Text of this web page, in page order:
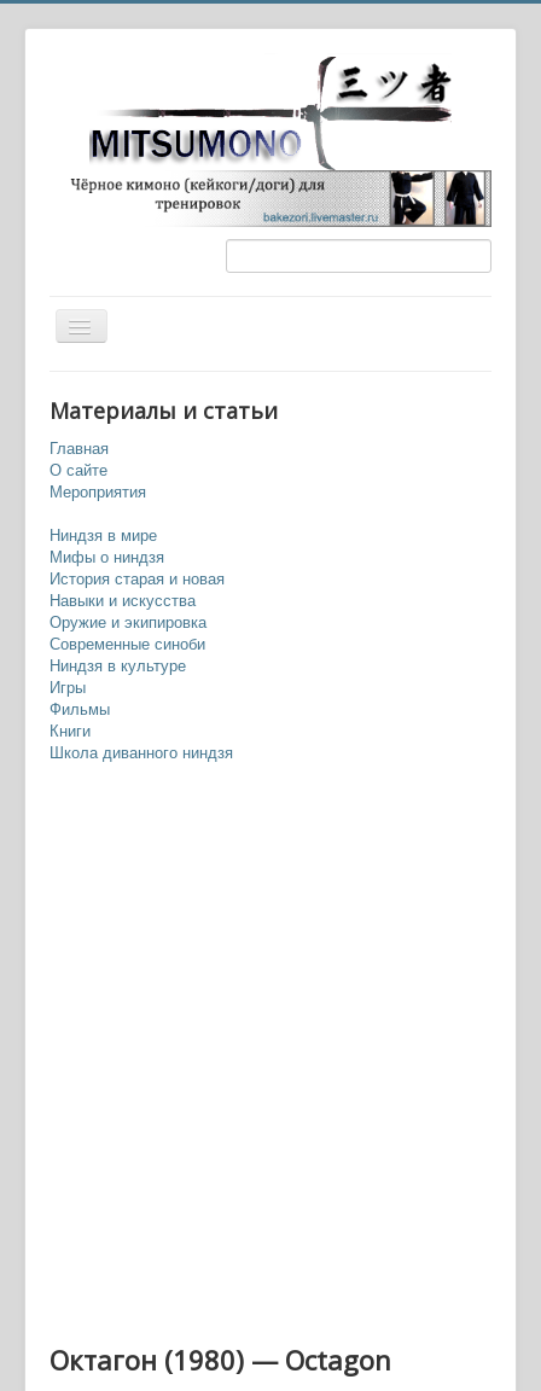
Вы здесь:
Американские художественные фильмы
Октагон (1980) — Octagon
Материалы и статьи
Главная
О сайте
Мероприятия
Ниндзя в мире
Мифы о ниндзя
История старая и новая
Навыки и искусства
Оружие и экипировка
Современные синоби
Ниндзя в культуре
Игры
Фильмы
Книги
Школа диванного ниндзя
Октагон (1980) — Octagon